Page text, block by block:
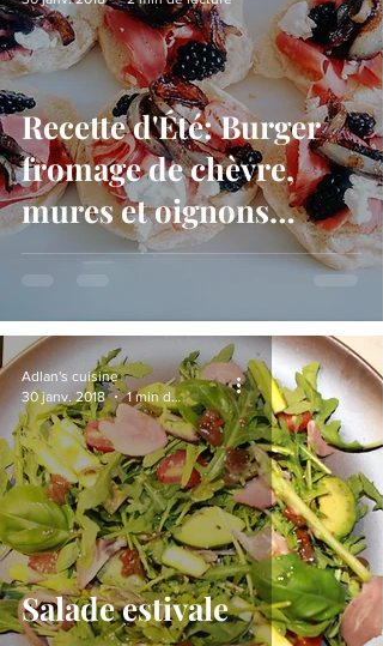
Recette d'Été: Burger
fromage de chèvre,
mures et oignons
caramélisés
Salade estivale
Adlan's cuisine
30 janv. 2018
1 min de lecture